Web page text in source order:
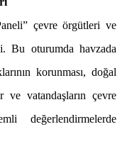
çevre örgütleri ve
Bu oturumda havzada
korunması, doğal
ve vatandaşların çevre
değerlendirmelerde